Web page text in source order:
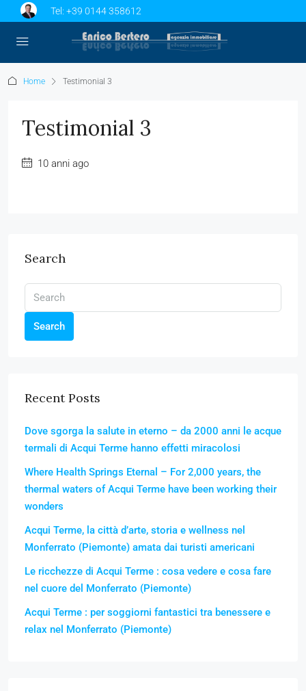
Tel: +39 0144 358612
Home Testimonial 3
Testimonial 3
10 anni ago
Search
Search
Recent Posts
Dove sgorga la salute in eterno – da 2000 anni le acque
termali di Acqui Terme hanno effetti miracolosi
Where Health Springs Eternal – For 2,000 years, the
thermal waters of Acqui Terme have been working their
wonders
Acqui Terme, la città d’arte, storia e wellness nel
Monferrato (Piemonte) amata dai turisti americani
Le ricchezze di Acqui Terme : cosa vedere e cosa fare
nel cuore del Monferrato (Piemonte)
Acqui Terme : per soggiorni fantastici tra benessere e
relax nel Monferrato (Piemonte)